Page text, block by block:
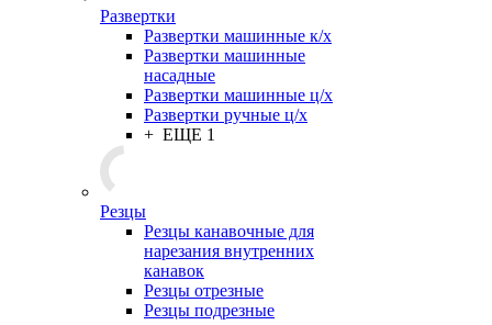
Развертки
Развертки машинные к/х
Развертки машинные
насадные
Развертки машинные ц/х
Развертки ручные ц/х
+ ЕЩЕ 1
Резцы
Резцы канавочные для
нарезания внутренних
канавок
Резцы отрезные
Резцы подрезные